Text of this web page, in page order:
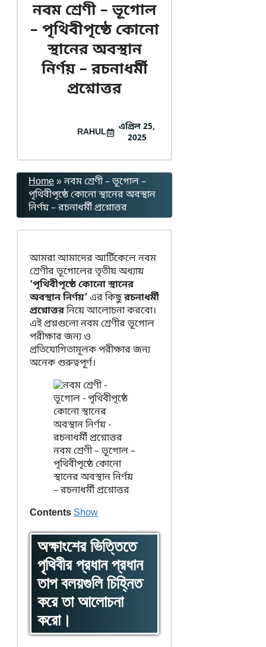
নবম শ্রেণী – ভূগোল
– পৃথিবীপৃষ্ঠে কোনো
স্থানের অবস্থান
নির্ণয় – রচনাধর্মী
প্রশ্নোত্তর
RAHUL
এপ্রিল 25,
2025
Home»নবম শ্রেণী – ভূগোল –
পৃথিবীপৃষ্ঠে কোনো স্থানের অবস্থান
নির্ণয় – রচনাধর্মী প্রশ্নোত্তর
আমরা আমাদের আর্টিকেলে নবম
শ্রেণীর ভূগোলের তৃতীয় অধ্যায়
‘পৃথিবীপৃষ্ঠে কোনো স্থানের
অবস্থান নির্ণয়’এর কিছুরচনাধর্মী
প্রশ্নোত্তরনিয়ে আলোচনা করবো।
এই প্রশ্নগুলো নবম শ্রেণীর ভূগোল
পরীক্ষার জন্য ও
প্রতিযোগিতামূলক পরীক্ষার জন্য
অনেক গুরুত্বপূর্ণ।
নবম শ্রেণী – ভূগোল –
পৃথিবীপৃষ্ঠে কোনো
স্থানের অবস্থান নির্ণয়
– রচনাধর্মী প্রশ্নোত্তর
ContentsShow
অক্ষাংশের ভিত্তিতে
পৃথিবীর প্রধান প্রধান
তাপ বলয়গুলি চিহ্নিত
করে তা আলোচনা
করো।